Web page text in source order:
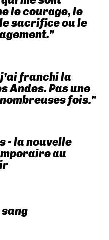
le courage, le
sacrifice ou le
franchi la
Andes. Pas une
fois."
- la nouvelle
au
sang